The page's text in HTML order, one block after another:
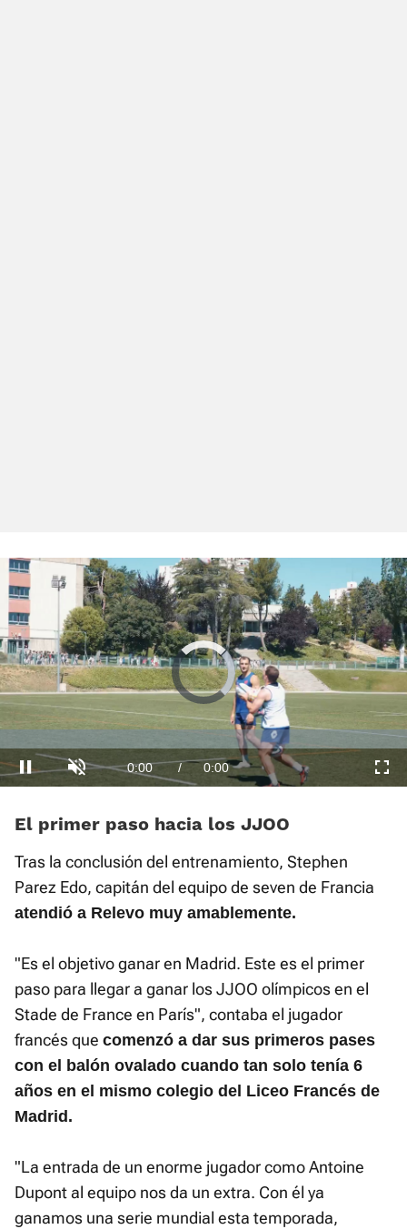
Video
Player
is
loading.
Pausa Unmute Current
0:00 / Duration
0:36
:
0.00%
El primer paso hacia los JJOO
Tras la conclusión del entrenamiento, Stephen
Parez Edo, capitán del equipo de seven de Francia
atendió a Relevo muy amablemente.
"Es el objetivo ganar en Madrid. Este es el primer
paso para llegar a ganar los JJOO olímpicos en el
Stade de France en París", contaba el jugador
francés que comenzó a dar sus primeros pases
con el balón ovalado cuando tan solo tenía 6
años en el mismo colegio del Liceo Francés de
Madrid.
"La entrada de un enorme jugador como Antoine
Dupont al equipo nos da un extra. Con él ya
ganamos una serie mundial esta temporada,